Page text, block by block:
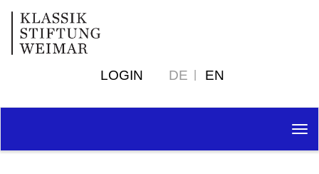
LOGIN DE EN